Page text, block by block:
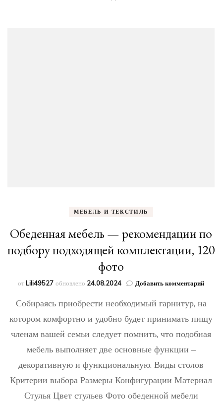
МЕБЕЛЬ И ТЕКСТИЛЬ
Обеденная мебель — рекомендации по
подбору подходящей комплектации, 120
фото
от Lili49527 обновлено 24.08.2024 Добавить комментарийк
—
120
Собираясь приобрести необходимый гарнитур, на
котором комфортно и удобно будет принимать пищу
членам вашей семьи следует помнить, что подобная
мебель выполняет две основные функции –
декоративную и функциональную. Виды столов
Критерии выбора Размеры Конфигурации Материал
Стулья Цвет стульев Фото обеденной мебели